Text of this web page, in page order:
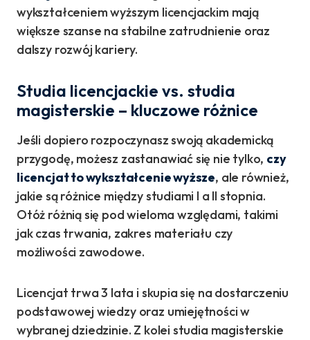
wykształceniem wyższym licencjackim mają
większe szanse na stabilne zatrudnienie oraz
dalszy rozwój kariery.
Studia licencjackie vs. studia
magisterskie – kluczowe różnice
Jeśli dopiero rozpoczynasz swoją akademicką
przygodę, możesz zastanawiać się nie tylko, czy
licencjat to wykształcenie wyższe, ale również,
jakie są różnice między studiami I a II stopnia.
Otóż różnią się pod wieloma względami, takimi
jak czas trwania, zakres materiału czy
możliwości zawodowe.
Licencjat trwa 3 lata i skupia się na dostarczeniu
podstawowej wiedzy oraz umiejętności w
wybranej dziedzinie. Z kolei studia magisterskie